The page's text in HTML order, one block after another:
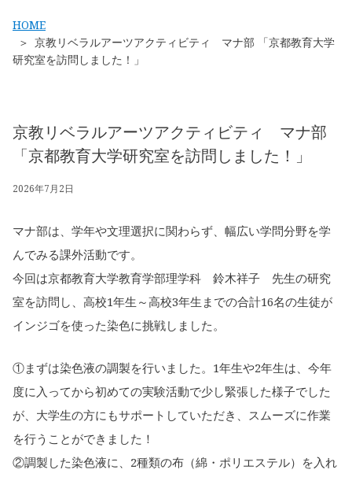
HOME
京教リベラルアーツアクティビティ マナ部 「京都教育大学
研究室を訪問しました！」
京教リベラルアーツアクティビティ マナ部
「京都教育大学研究室を訪問しました！」
2026年7月2日
マナ部は、学年や文理選択に関わらず、幅広い学問分野を学
んでみる課外活動です。
今回は京都教育大学教育学部理学科 鈴木祥子 先生の研究
室を訪問し、高校1年生～高校3年生までの合計16名の生徒が
インジゴを使った染色に挑戦しました。
①まずは染色液の調製を行いました。1年生や2年生は、今年
度に入ってから初めての実験活動で少し緊張した様子でした
が、大学生の方にもサポートしていただき、スムーズに作業
を行うことができました！
②調製した染色液に、2種類の布（綿・ポリエステル）を入れ